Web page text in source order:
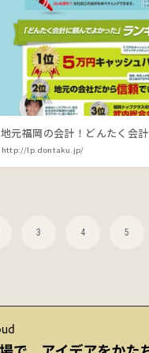
地元福岡の会計！どんたく会計
http://lp.dontaku.jp/
3 4 5